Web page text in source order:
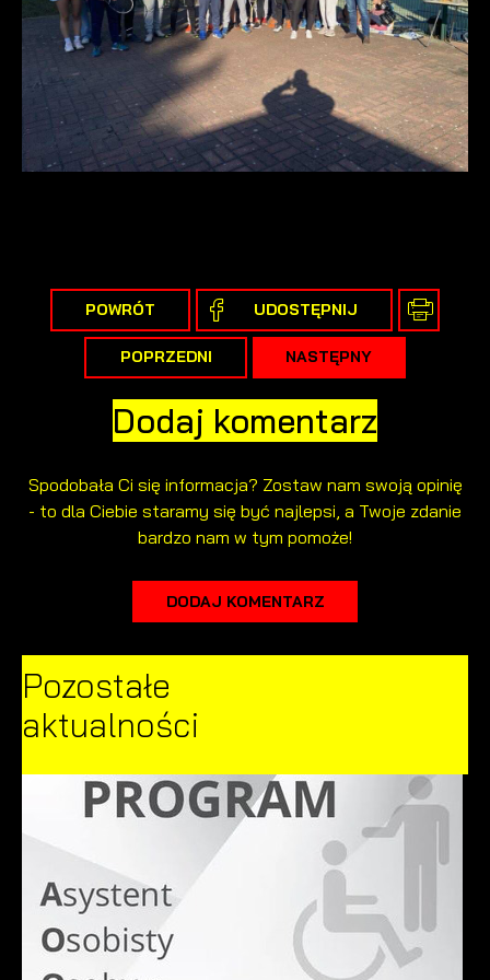
POWRÓT UDOSTĘPNIJ
POPRZEDNI NASTĘPNY
Dodaj komentarz
Spodobała Ci się informacja? Zostaw nam swoją opinię
- to dla Ciebie staramy się być najlepsi, a Twoje zdanie
bardzo nam w tym pomoże!
DODAJ KOMENTARZ
Pozostałe
aktualności